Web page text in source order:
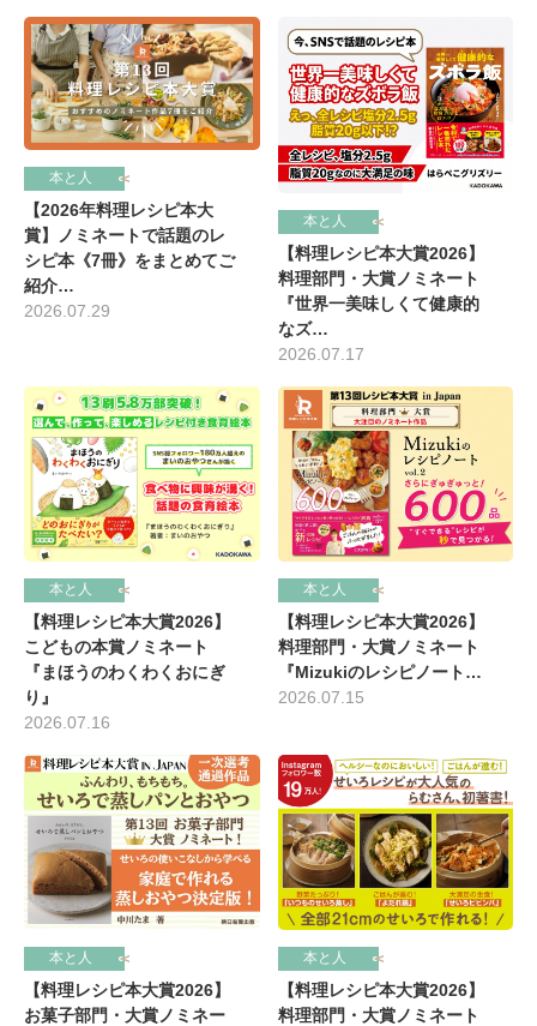
本と人
【2026年料理レシピ本大
賞】ノミネートで話題のレ
シピ本《7冊》をまとめてご
紹介…
2026.07.29
本と人
【料理レシピ本大賞2026】
料理部門・大賞ノミネート
『世界一美味しくて健康的
なズ…
2026.07.17
本と人
【料理レシピ本大賞2026】
こどもの本賞ノミネート
『まほうのわくわくおにぎ
り』
2026.07.16
本と人
【料理レシピ本大賞2026】
料理部門・大賞ノミネート
『Mizukiのレシピノート…
2026.07.15
本と人
【料理レシピ本大賞2026】
お菓子部門・大賞ノミネー
本と人
【料理レシピ本大賞2026】
料理部門・大賞ノミネート